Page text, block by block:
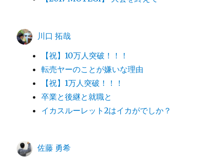
川口 拓哉
【祝】10万人突破！！！
転売ヤーのことが嫌いな理由
【祝】1万人突破！！！
卒業と後継と就職と
イカスルーレット2はイカがでしか？
佐藤 勇希